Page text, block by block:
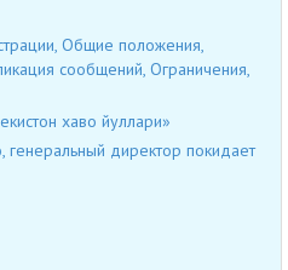
Общие положения,
сообщений, Ограничения,
хаво йуллари»
генеральный директор покидает